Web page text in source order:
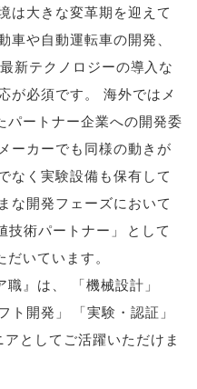
は大きな変革期を迎えて
車や自動運転車の開発
新テクノロジーの導入な
が必須です。
海外ではメ
パートナー企業への開発委
ーカーでも同様の動きが
なく実験設備も保有して
な開発フェーズにおいて
技術パートナー 」
として
だいています。
職』は
「機械設計 」
ト開発 」 「実験・認証 」
としてご活躍いただけま